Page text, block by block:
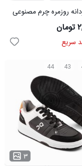
روزمره چرم مصنوعی
سریع
43
44
۳